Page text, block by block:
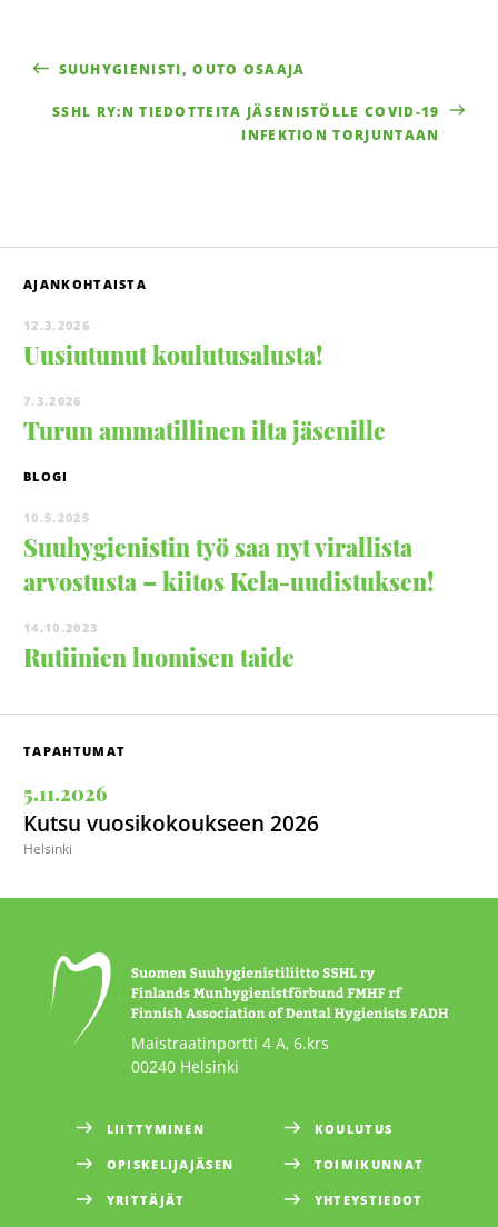
SUUHYGIENISTI, OUTO OSAAJA
SSHL RY:N TIEDOTTEITA JÄSENISTÖLLE COVID-19
INFEKTION TORJUNTAAN
AJANKOHTAISTA
12.3.2026
Uusiutunut koulutusalusta!
7.3.2026
Turun ammatillinen ilta jäsenille
BLOGI
10.5.2025
Suuhygienistin työ saa nyt virallista
arvostusta – kiitos Kela-uudistuksen!
14.10.2023
Rutiinien luomisen taide
TAPAHTUMAT
5.11.2026
Kutsu vuosikokoukseen 2026
Helsinki
Maistraatinportti 4 A, 6.krs
00240 Helsinki
LIITTYMINEN
OPISKELIJAJÄSEN
YRITTÄJÄT
KOULUTUS
TOIMIKUNNAT
YHTEYSTIEDOT